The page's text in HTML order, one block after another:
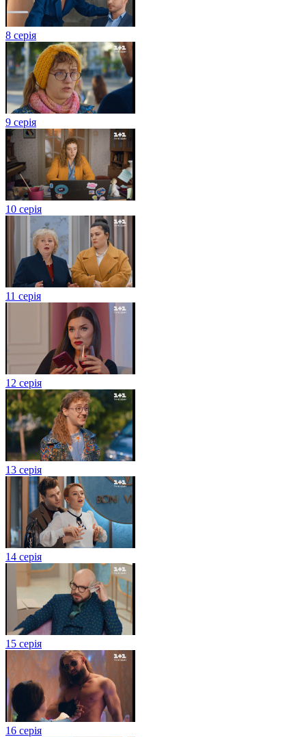
8 серія
9 серія
10 серія
11 серія
12 серія
13 серія
14 серія
15 серія
16 серія